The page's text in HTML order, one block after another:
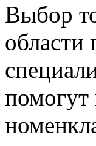
Выбор
области
помогут